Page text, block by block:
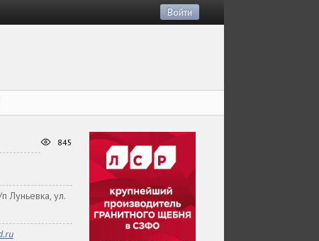
Войти
845
Луньевка, ул.